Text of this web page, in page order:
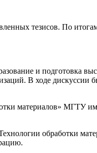
тезисов. По
и подготовка
В ходе
материалов» МГТУ
обработки